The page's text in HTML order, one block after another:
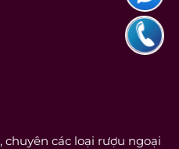
, chuyên các loại rượu ngoại